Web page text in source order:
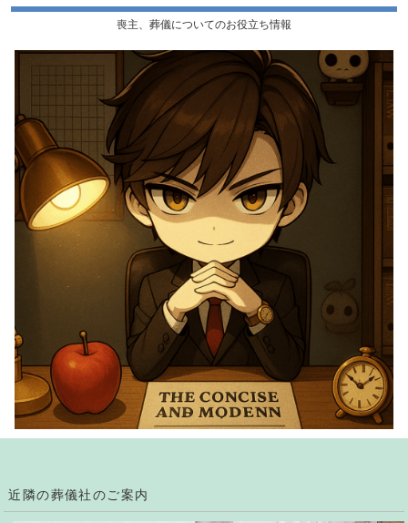
喪主、葬儀についてのお役立ち情報
近隣の葬儀社のご案内